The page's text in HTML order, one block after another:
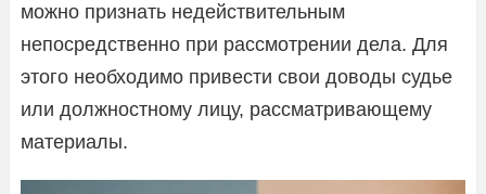
можно признать недействительным
непосредственно при рассмотрении дела. Для
этого необходимо привести свои доводы судье
или должностному лицу, рассматривающему
материалы.